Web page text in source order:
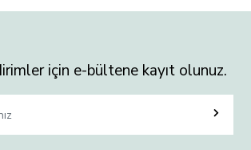
için e-bültene kayıt olunuz.